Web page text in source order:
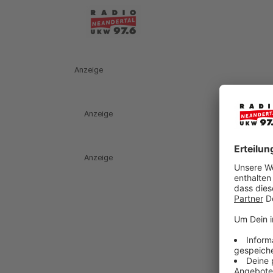
Anzeige
Anzeige
Anzeige